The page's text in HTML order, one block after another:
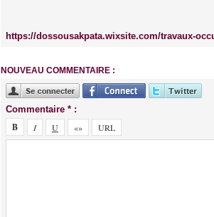
https://dossousakpata.wixsite.com/travaux-
NOUVEAU COMMENTAIRE :
Commentaire * :